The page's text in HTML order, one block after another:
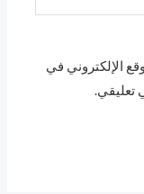
الإلكتروني في
تعليقي.